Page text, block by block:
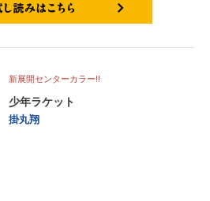
新展開センターカラー!!
少年ラケット
掛丸翔